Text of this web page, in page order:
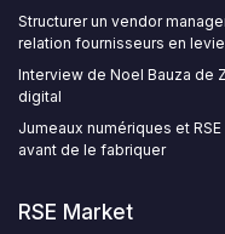
Structurer un vendor
relation fournisseurs en
Interview de Noel Bauza de
digital
Jumeaux numériques et
avant de le fabriquer
RSE Market